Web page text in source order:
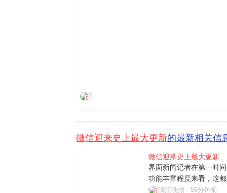
界面新闻
微信迎来史上最大更新的最新相关信
微信迎来史上最大更新
界面新闻记者在第一时
功能丰富程度来看，这
入"小微"后，用户可通
钱江晚报 59分钟前